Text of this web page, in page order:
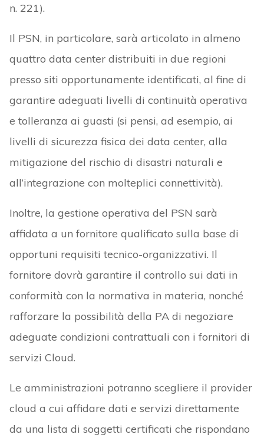
n. 221).
Il PSN, in particolare, sarà articolato in almeno
quattro data center distribuiti in due regioni
presso siti opportunamente identificati, al fine di
garantire adeguati livelli di continuità operativa
e tolleranza ai guasti (si pensi, ad esempio, ai
livelli di sicurezza fisica dei data center, alla
mitigazione del rischio di disastri naturali e
all’integrazione con molteplici connettività).
Inoltre, la gestione operativa del PSN sarà
affidata a un fornitore qualificato sulla base di
opportuni requisiti tecnico-organizzativi. Il
fornitore dovrà garantire il controllo sui dati in
conformità con la normativa in materia, nonché
rafforzare la possibilità della PA di negoziare
adeguate condizioni contrattuali con i fornitori di
servizi Cloud.
Le amministrazioni potranno scegliere il provider
cloud a cui affidare dati e servizi direttamente
da una lista di soggetti certificati che rispondano